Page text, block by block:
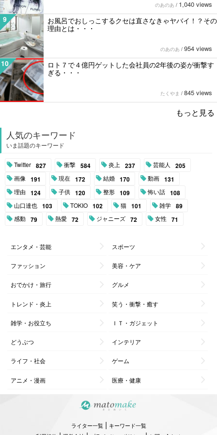
のあのあ / 1,040 views
9
お風呂でおしっこするクセは直さなきゃヤバイ！？その
理由とは・・・
のあのあ / 954 views
10
ロト７で４億円ゲットした会社員の2年後の姿が衝撃す
ぎる・・・
たくやま / 845 views
もっと見る
人気のキーワード
いま話題のキーワード
Twitter 827 衝撃 584 炎上 237 芸能人 205
画像 191 現在 172 結婚 170 動画 131
理由 124 子供 120 整形 109 怖い話 108
山口達也 103 TOKIO 102 猫 101 雑学 89
感動 79 熱愛 72 ジャニーズ 72 女性 71
エンタメ・芸能 スポーツ
ファッション 美容・ケア
おでかけ・旅行 グルメ
トレンド・炎上 笑う・衝撃・癒す
雑学・お役立ち ＩＴ・ガジェット
どうぶつ インテリア
ライフ・社会 ゲーム
アニメ・漫画 医療・健康
ライター一覧| キーワード一覧